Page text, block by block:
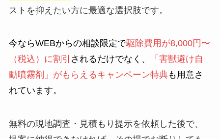
ストを抑えたい方に最適な選択肢です。
今ならWEBからの相談限定で駆除費用が8,000円〜
（税込）に割引 されるだけでなく、
「害獣避け自
動噴霧剤」がもらえるキャンペーン特典も用意さ
れています。
無料の現地調査・見積もり提示を依頼した後で、